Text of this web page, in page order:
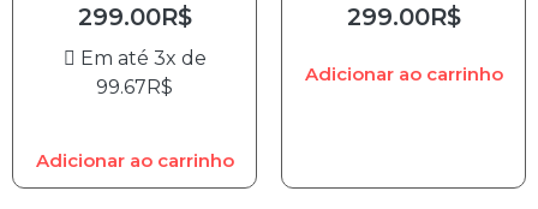
299.00R$
Em até 3x de
99.67R$
Adicionar ao carrinho
299.00R$
Adicionar ao carrinho